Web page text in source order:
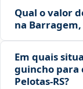
Qual o valor
na Barragem,
Em quais
guincho para
Pelotas‑RS?